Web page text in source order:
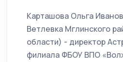
Карташова Ольга
Ветлевка Мглинского
области) - директор
филиала ФБОУ ВПО